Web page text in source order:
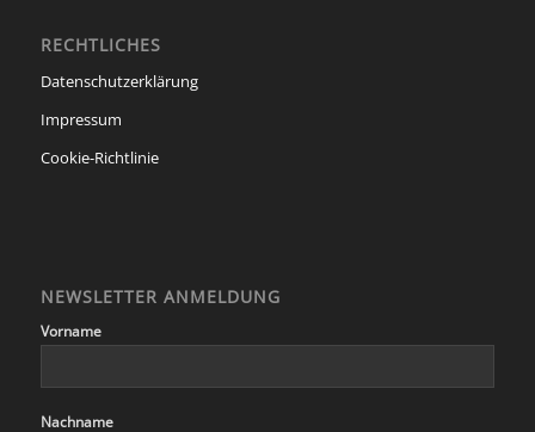
RECHTLICHES
Datenschutzerklärung
Impressum
Cookie-Richtlinie
NEWSLETTER ANMELDUNG
Vorname
Nachname